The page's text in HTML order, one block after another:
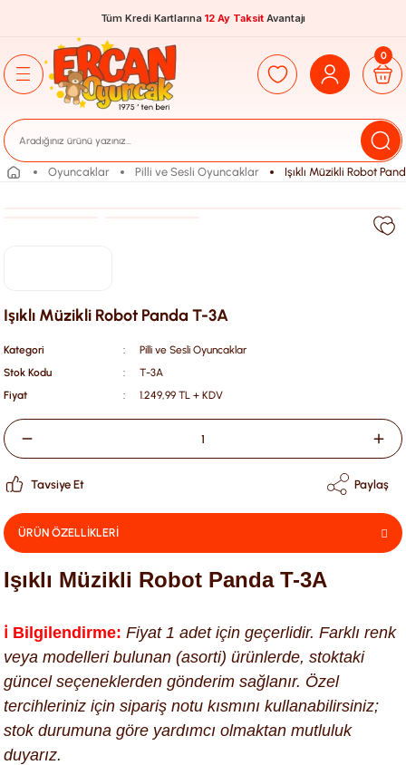
Tüm Kredi Kartlarına 12 Ay Taksit Avantajı
0
Oyuncaklar Pilli ve Sesli Oyuncaklar Işıklı Müzikli Robot
Işıklı Müzikli Robot Panda T-3A
Kategori
Pilli ve Sesli Oyuncaklar
Stok Kodu
T-3A
Fiyat
1.249,99 TL + KDV
Tavsiye Et Paylaş
ÜRÜN ÖZELLİKLERİ
Işıklı Müzikli Robot Panda T-3A
ℹ️ Bilgilendirme: Fiyat 1 adet için geçerlidir. Farklı renk
veya modelleri bulunan (asorti) ürünlerde, stoktaki
güncel seçeneklerden gönderim sağlanır. Özel
tercihleriniz için sipariş notu kısmını kullanabilirsiniz;
stok durumuna göre yardımcı olmaktan mutluluk
duyarız.